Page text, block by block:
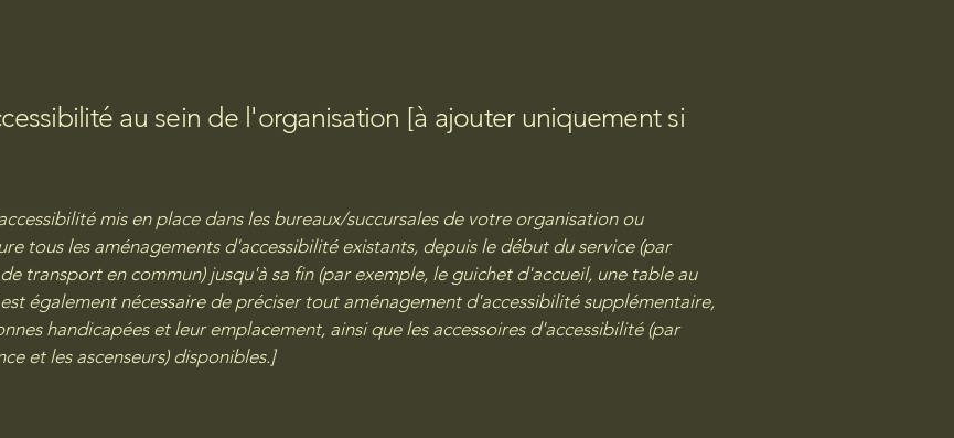
au sein de l'organisation [à ajouter uniquement si
mis en place dans les bureaux/succursales de votre organisation ou
tous les aménagements d'accessibilité existants, depuis le début du service (par
transport en commun) jusqu'à sa fin (par exemple, le guichet d'accueil, une table au
également nécessaire de préciser tout aménagement d'accessibilité supplémentaire,
handicapées et leur emplacement, ainsi que les accessoires d'accessibilité (par
et les ascenseurs) disponibles.]